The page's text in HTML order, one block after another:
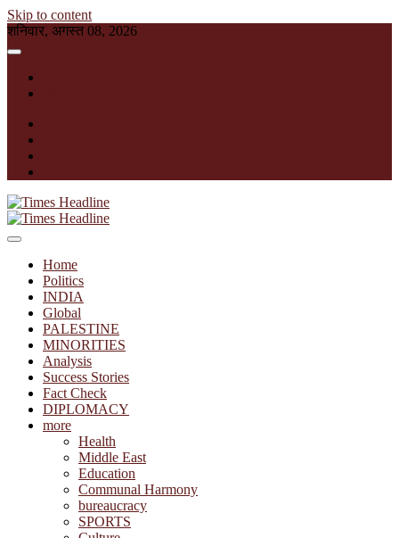
Skip to content
शनिवार, अगस्त 08, 2026
Times Headline
Home
Politics
INDIA
Global
PALESTINE
MINORITIES
Analysis
Success Stories
Fact Check
DIPLOMACY
more
Health
Middle East
Education
Communal Harmony
bureaucracy
SPORTS